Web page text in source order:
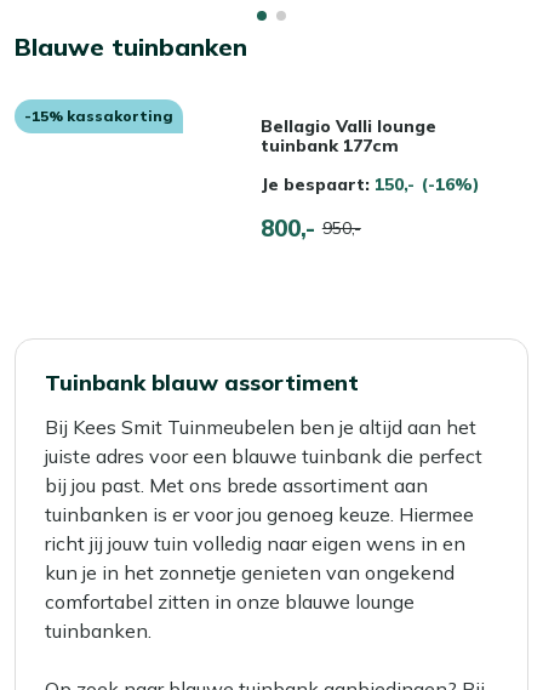
Blauwe tuinbanken
-15% kassakorting
Bellagio Valli lounge
tuinbank 177cm
Je bespaart: 150,- (-16%)
800,- 950,-
Tuinbank blauw assortiment
Bij Kees Smit Tuinmeubelen ben je altijd aan het
juiste adres voor een blauwe tuinbank die perfect
bij jou past. Met ons brede assortiment aan
tuinbanken is er voor jou genoeg keuze. Hiermee
richt jij jouw tuin volledig naar eigen wens in en
kun je in het zonnetje genieten van ongekend
comfortabel zitten in onze blauwe lounge
tuinbanken.